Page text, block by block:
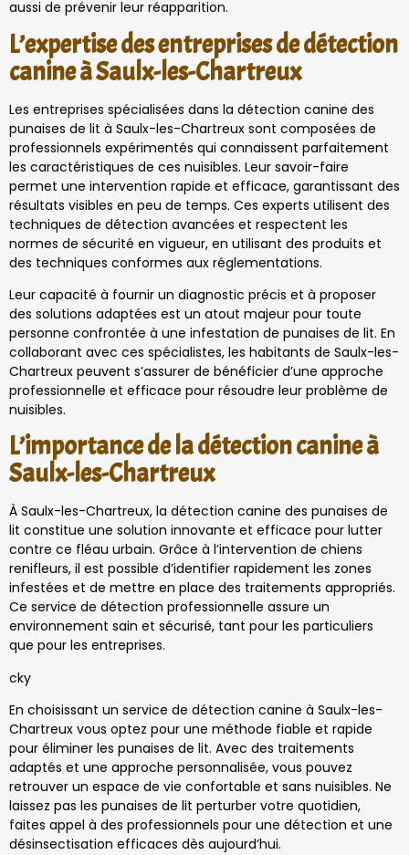
aussi de prévenir leur réapparition.
L’expertise des entreprises de détection
canine à Saulx-les-Chartreux
Les entreprises spécialisées dans la détection canine des
punaises de lit à Saulx-les-Chartreux sont composées de
professionnels expérimentés qui connaissent parfaitement
les caractéristiques de ces nuisibles. Leur savoir-faire
permet une intervention rapide et efficace, garantissant des
résultats visibles en peu de temps. Ces experts utilisent des
techniques de détection avancées et respectent les
normes de sécurité en vigueur, en utilisant des produits et
des techniques conformes aux réglementations.
Leur capacité à fournir un diagnostic précis et à proposer
des solutions adaptées est un atout majeur pour toute
personne confrontée à une infestation de punaises de lit. En
collaborant avec ces spécialistes, les habitants de Saulx-les-
Chartreux peuvent s’assurer de bénéficier d’une approche
professionnelle et efficace pour résoudre leur problème de
nuisibles.
L’importance de la détection canine à
Saulx-les-Chartreux
À Saulx-les-Chartreux, la détection canine des punaises de
lit constitue une solution innovante et efficace pour lutter
contre ce fléau urbain. Grâce à l’intervention de chiens
renifleurs, il est possible d’identifier rapidement les zones
infestées et de mettre en place des traitements appropriés.
Ce service de détection professionnelle assure un
environnement sain et sécurisé, tant pour les particuliers
que pour les entreprises.
cky
En choisissant un service de détection canine à Saulx-les-
Chartreux vous optez pour une méthode fiable et rapide
pour éliminer les punaises de lit. Avec des traitements
adaptés et une approche personnalisée, vous pouvez
retrouver un espace de vie confortable et sans nuisibles. Ne
laissez pas les punaises de lit perturber votre quotidien,
faites appel à des professionnels pour une détection et une
désinsectisation efficaces dès aujourd’hui.